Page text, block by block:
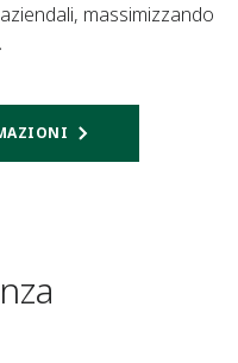
massimizzando